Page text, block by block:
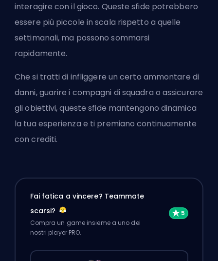
interagire con il gioco. Queste sfide potrebbero
essere più piccole in scala rispetto a quelle
settimanali, ma possono sommarsi
rapidamente.
Che si tratti di infliggere un certo ammontare di
danni, guarire i compagni di squadra o assicurare
gli obiettivi, queste sfide mantengono dinamica
la tua esperienza e ti premiano continuamente
con crediti.
Fai fatica a vincere? Teammate
scarsi?
Compra un game insieme a uno dei
nostri player PRO.